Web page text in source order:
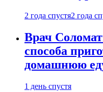
2 года спустя2 года
Врач
способа
домашнюю
1 день спустя